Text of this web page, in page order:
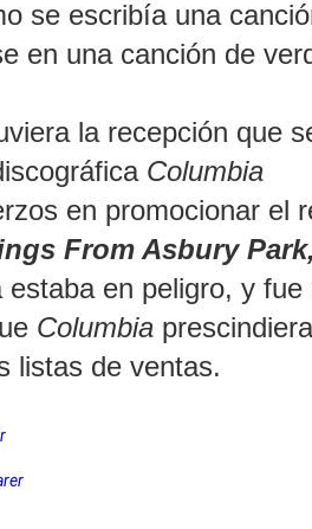
se escribía una
en una canción de
la recepción que
Columbia
en promocionar el
From Asbury
en peligro, y fue
Columbia
listas de ventas.